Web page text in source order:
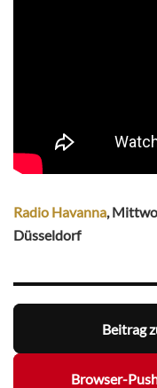
Radio Havanna,
Düsseldorf
Beitrag
Browser-